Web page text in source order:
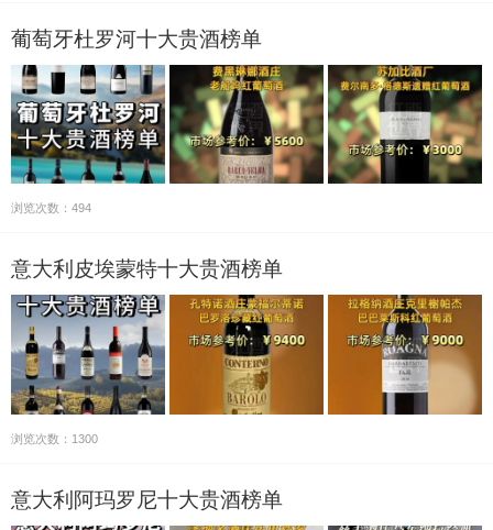
葡萄牙杜罗河十大贵酒榜单
浏览次数：494
意大利皮埃蒙特十大贵酒榜单
浏览次数：1300
意大利阿玛罗尼十大贵酒榜单